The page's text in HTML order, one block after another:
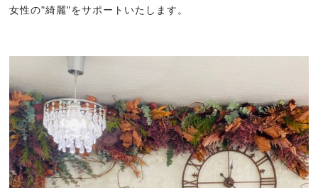
女性の"綺麗"をサポートいたします。